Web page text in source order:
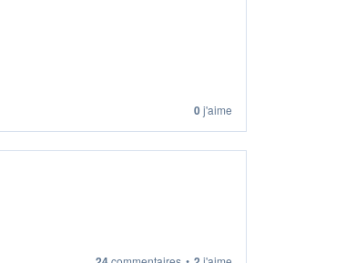
0j'aime